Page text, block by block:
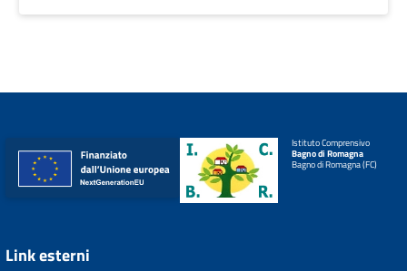
Istituto Comprensivo
Bagno di Romagna
Bagno di Romagna (FC)
Link esterni